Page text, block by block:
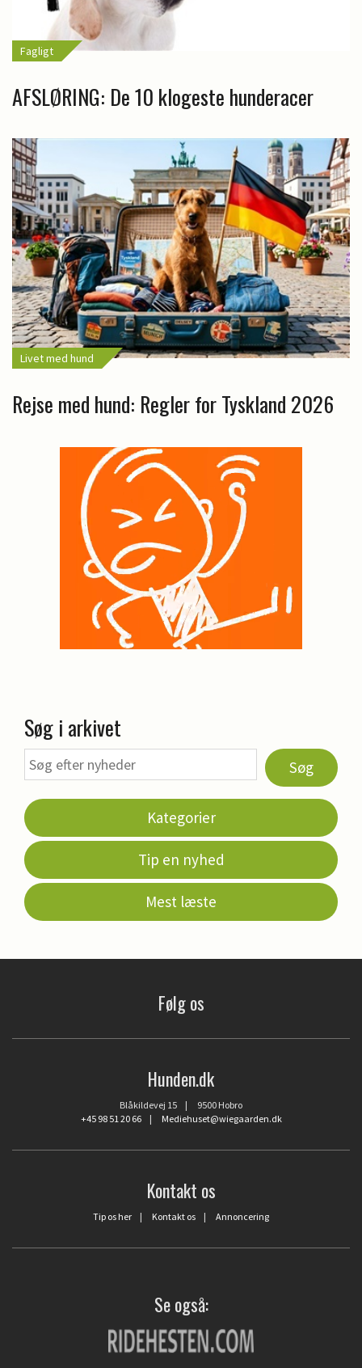
Fagligt
AFSLØRING: De 10 klogeste hunderacer
Livet med hund
Rejse med hund: Regler for Tyskland 2026
Søg i arkivet
Søg
Kategorier
Tip en nyhed
Mest læste
Følg os
Hunden.dk
Blåkildevej 15 | 9500 Hobro
+45 98 51 20 66| Mediehuset@wiegaarden.dk
Kontakt os
Tip os her | Kontakt os | Annoncering
Se også: